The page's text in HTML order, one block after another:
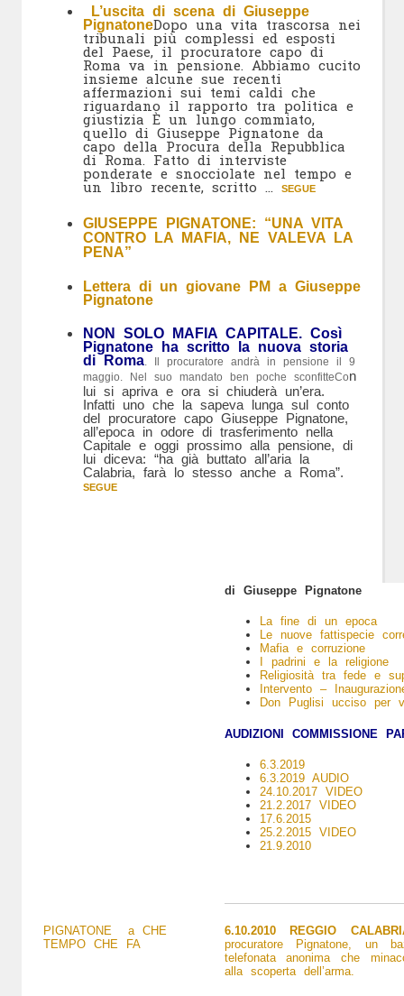
L’uscita di scena di Giuseppe
PignatoneDopo una vita trascorsa nei
tribunali più complessi ed esposti
del Paese, il procuratore capo di
Roma va in pensione. Abbiamo cucito
insieme alcune sue recenti
affermazioni sui temi caldi che
riguardano il rapporto tra politica e
giustizia È un lungo commiato,
quello di Giuseppe Pignatone da
capo della Procura della Repubblica
di Roma. Fatto di interviste
ponderate e snocciolate nel tempo e
un libro recente, scritto … SEGUE
GIUSEPPE PIGNATONE: “UNA VITA
CONTRO LA MAFIA, NE VALEVA LA
PENA”
Lettera di un giovane PM a Giuseppe
Pignatone
NON SOLO MAFIA CAPITALE. Così
Pignatone
ha scritto la nuova storia
di Roma. Il procuratore andrà in pensione il 9
maggio. Nel suo mandato ben poche sconfitteCon
lui si apriva e ora si chiuderà un’era.
Infatti uno che la sapeva lunga sul conto
del procuratore capo Giuseppe Pignatone,
all’epoca in odore di trasferimento nella
Capitale e oggi prossimo alla pensione, di
lui diceva: “ha già buttato all’aria la
Calabria, farà lo stesso anche a Roma”.
SEGUE
di Giuseppe Pignatone
La fine di un epoca
Le nuove fattispecie
Mafia e corruzione
I padrini e la religione
Religiosità tra fede e
Intervento –
Don Puglisi ucciso per
AUDIZIONI COMMISSIONE
6.3.2019
6.3.2019 AUDIO
24.10.2017 VIDEO
21.2.2017 VIDEO
17.6.2015
25.2.2015 VIDEO
21.9.2010
PIGNATONE a CHE
TEMPO CHE FA
6.10.2010 REGGIO
procuratore Pignatone, un
telefonata anonima che
alla scoperta dell’arma.